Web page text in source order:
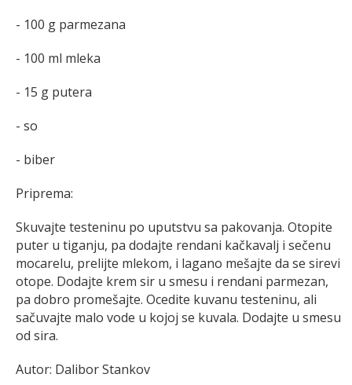
- 100 g parmezana
- 100 ml mleka
- 15 g putera
- so
- biber
Priprema:
Skuvajte testeninu po uputstvu sa pakovanja. Otopite
puter u tiganju, pa dodajte rendani kačkavalj i sečenu
mocarelu, prelijte mlekom, i lagano mešajte da se sirevi
otope. Dodajte krem sir u smesu i rendani parmezan,
pa dobro promešajte. Ocedite kuvanu testeninu, ali
sačuvajte malo vode u kojoj se kuvala. Dodajte u smesu
od sira.
Autor: Dalibor Stankov